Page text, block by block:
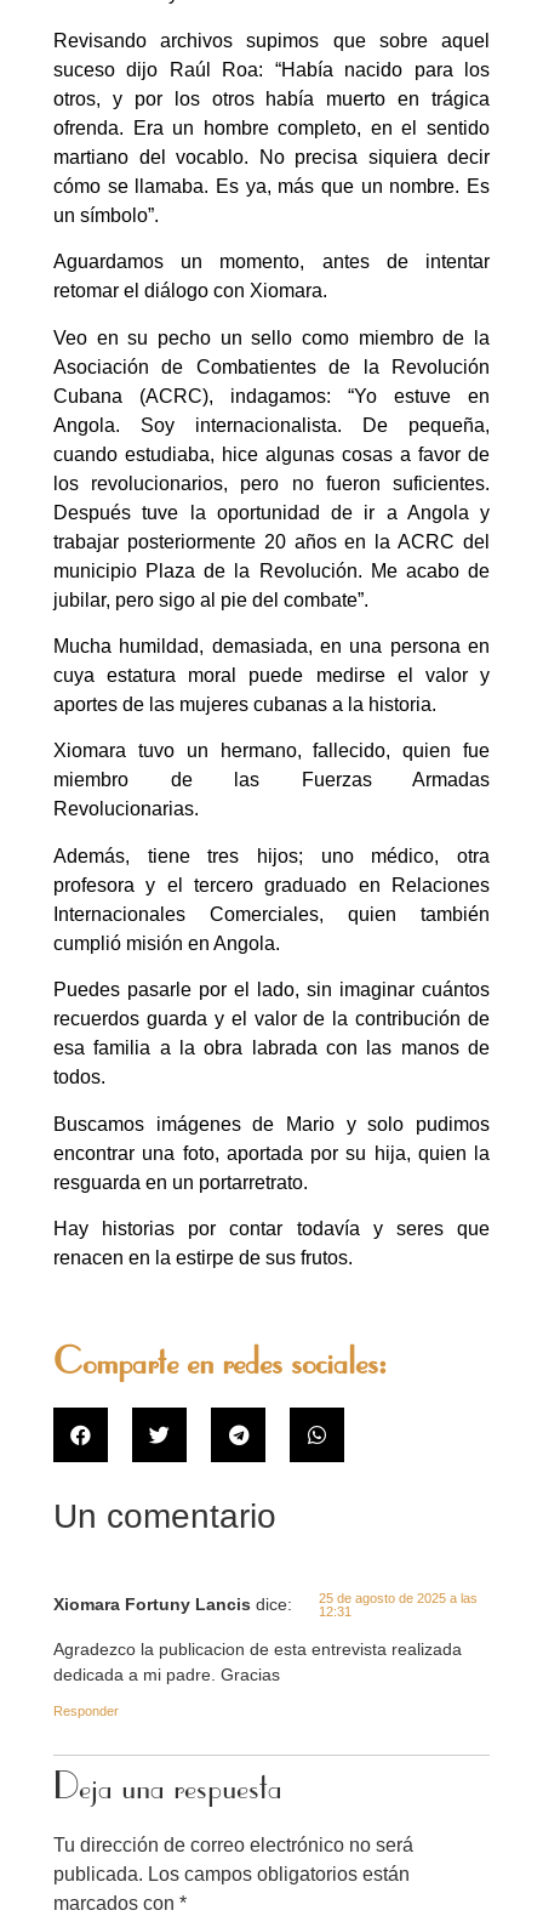
Revisando archivos supimos que sobre aquel
suceso dijo Raúl Roa: “Había nacido para los
otros, y por los otros había muerto en trágica
ofrenda. Era un hombre completo, en el sentido
martiano del vocablo. No precisa siquiera decir
cómo se llamaba. Es ya, más que un nombre. Es
un símbolo”.
Aguardamos un momento, antes de intentar
retomar el diálogo con Xiomara.
Veo en su pecho un sello como miembro de la
Asociación de Combatientes de la Revolución
Cubana (ACRC), indagamos: “Yo estuve en
Angola. Soy internacionalista. De pequeña,
cuando estudiaba, hice algunas cosas a favor de
los revolucionarios, pero no fueron suficientes.
Después tuve la oportunidad de ir a Angola y
trabajar posteriormente 20 años en la ACRC del
municipio Plaza de la Revolución. Me acabo de
jubilar, pero sigo al pie del combate”.
Mucha humildad, demasiada, en una persona en
cuya estatura moral puede medirse el valor y
aportes de las mujeres cubanas a la historia.
Xiomara tuvo un hermano, fallecido, quien fue
miembro de las Fuerzas Armadas
Revolucionarias.
Además, tiene tres hijos; uno médico, otra
profesora y el tercero graduado en Relaciones
Internacionales Comerciales, quien también
cumplió misión en Angola.
Puedes pasarle por el lado, sin imaginar cuántos
recuerdos guarda y el valor de la contribución de
esa familia a la obra labrada con las manos de
todos.
Buscamos imágenes de Mario y solo pudimos
encontrar una foto, aportada por su hija, quien la
resguarda en un portarretrato.
Hay historias por contar todavía y seres que
renacen en la estirpe de sus frutos.
Comparte en redes sociales:
Un comentario
Xiomara Fortuny Lancis dice:
25 de agosto de 2025 a las
12:31
Agradezco la publicacion de esta entrevista realizada
dedicada a mi padre. Gracias
Responder
Deja una respuesta
Tu dirección de correo electrónico no será
publicada. Los campos obligatorios están
marcados con *